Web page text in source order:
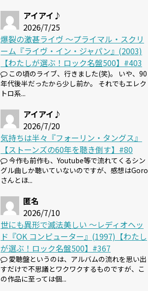
アイアイ♪
2026/7/25
爆裂の激甚ライヴ 〜プライマル・スクリ
ーム『ライヴ・イン・ジャパン』(2003)
【わたしが選ぶ！ロック名盤500】#403
この頃のライブ、行きました(笑)。 いや、90
年代後半だったから少し前か。 それでもエレク
トロ系...
アイアイ♪
2026/7/20
気持ちは半々『フォーリン・タングス』
【ストーンズの60年を聴き倒す】#80
今作も前作も、Youtube等で流れてくるシン
グル曲しか聴いていないのですが、感想はGoro
さんとほ...
匿名
2026/7/10
世にも異形で滅法美しい 〜レディオヘッ
ド『OK コンピューター』(1997)【わたし
が選ぶ！ロック名盤500】#367
愛聴盤というのは、アルバムの流れを思い出
すだけで不思議とワクワクするものですが、こ
の作品に至っては個...